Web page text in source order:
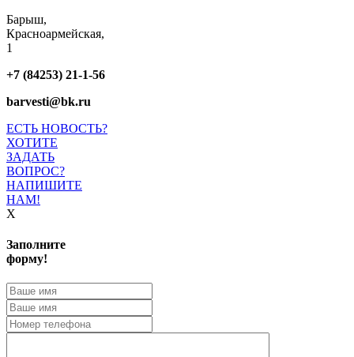
Барыш,
Красноармейская,
1
+7 (84253) 21-1-56
barvesti@bk.ru
ЕСТЬ НОВОСТЬ?
ХОТИТЕ
ЗАДАТЬ
ВОПРОС?
НАПИШИТЕ
НАМ!
X
Заполните
форму!